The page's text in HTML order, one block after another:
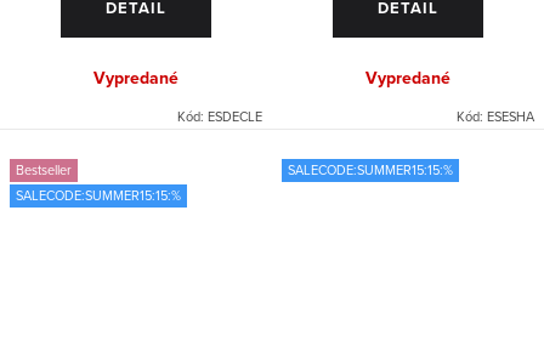
DETAIL
Vypredané
Kód: ESDECLE
DETAIL
Vypredané
Kód: ESESHA
Bestseller
SALECODE:SUMMER15:15:%
SALECODE:SUMMER15:15:%